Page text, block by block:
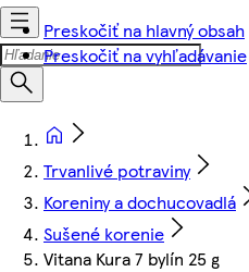
Preskočiť na hlavný obsah
Preskočiť na vyhľadávanie
Trvanlivé potraviny
Koreniny a dochucovadlá
Sušené korenie
Vitana Kura 7 bylín 25 g